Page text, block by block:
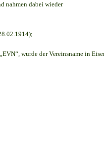
nahmen dabei wieder
wurde der Vereinsname in